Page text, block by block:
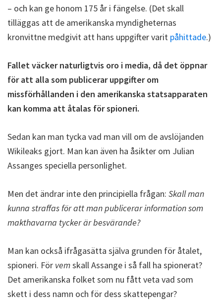
– och kan ge honom 175 år i fängelse. (Det skall
tilläggas att de amerikanska myndigheternas
kronvittne medgivit att hans uppgifter varit påhittade.)
Fallet väcker naturligtvis oro i media, då det öppnar
för att alla som publicerar uppgifter om
missförhållanden i den amerikanska statsapparaten
kan komma att åtalas för spioneri.
Sedan kan man tycka vad man vill om de avslöjanden
Wikileaks gjort. Man kan även ha åsikter om Julian
Assanges speciella personlighet.
Men det ändrar inte den principiella frågan: Skall man
kunna straffas för att man publicerar information som
makthavarna tycker är besvärande?
Man kan också ifrågasätta själva grunden för åtalet,
spioneri. För vemskall Assange i så fall ha spionerat?
Det amerikanska folket som nu fått veta vad som
skett i dess namn och för dess skattepengar?